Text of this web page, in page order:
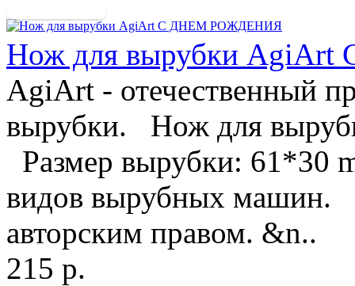
Нож для вырубки
AgiArt - отечественный
вырубки. Нож для
Размер вырубки: 61*30
видов вырубных
авторским правом. &n..
215 р.